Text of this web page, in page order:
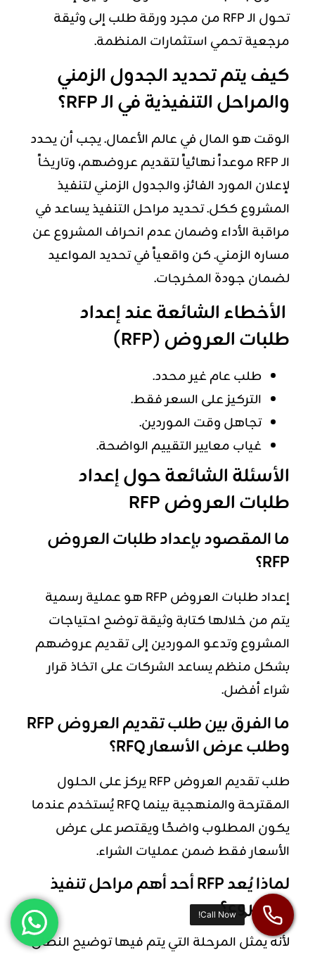
تحول الـ RFP من مجرد ورقة طلب إلى وثيقة
مرجعية تحمي استثمارات المنظمة.
كيف يتم تحديد الجدول الزمني
والمراحل التنفيذية في الـ RFP؟
الوقت هو المال في عالم الأعمال. يجب أن يحدد
الـ RFP موعداً نهائياً لتقديم عروضهم، وتاريخاً
لإعلان المورد الفائز، والجدول الزمني لتنفيذ
المشروع ككل. تحديد مراحل التنفيذ يساعد في
مراقبة الأداء وضمان عدم انحراف المشروع عن
مساره الزمني. كن واقعياً في تحديد المواعيد
لضمان جودة المخرجات.
الأخطاء الشائعة عند إعداد
طلبات العروض (RFP)
طلب عام غير محدد.
التركيز على السعر فقط.
تجاهل وقت الموردين.
غياب معايير التقييم الواضحة.
الأسئلة الشائعة حول إعداد
طلبات العروض RFP
ما المقصود بإعداد طلبات العروض
RFP؟
إعداد طلبات العروض RFP هو عملية رسمية
يتم من خلالها كتابة وثيقة توضح احتياجات
المشروع وتدعو الموردين إلى تقديم عروضهم
بشكل منظم يساعد الشركات على اتخاذ قرار
شراء أفضل.
ما الفرق بين طلب تقديم العروض RFP
وطلب عرض الأسعار RFQ؟
طلب تقديم العروض RFP يركز على الحلول
المقترحة والمنهجية بينما RFQ يُستخدم عندما
يكون المطلوب واضحًا ويقتصر على عرض
الأسعار فقط ضمن عمليات الشراء.
لماذا يُعد RFP أحد أهم مراحل تنفيذ
المشروع؟
لأنه يمثل المرحلة التي يتم فيها توضيح النطاق